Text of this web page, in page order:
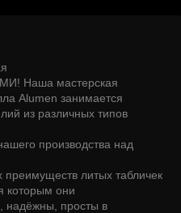
Наша мастерская
Alumen занимается
из различных типов
производства над
литых табличек
которым они
надёжны, просты в